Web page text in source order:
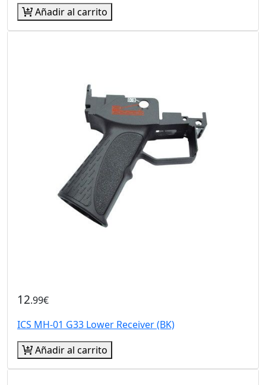
Añadir al carrito
12.99€
ICS MH-01 G33 Lower Receiver (BK)
Añadir al carrito